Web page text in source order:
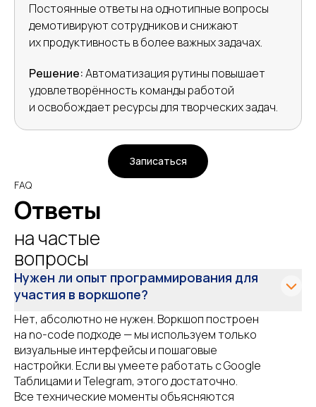
Постоянные ответы на однотипные вопросы
демотивируют сотрудников и снижают
их продуктивность в более важных задачах.
Решение:Автоматизация рутины повышает
удовлетворённость команды работой
и освобождает ресурсы для творческих задач.
Записаться
FAQ
Ответы
на частые
вопросы
Нужен ли опыт программирования для
участия в воркшопе?
Нет, абсолютно не нужен. Воркшоп построен
на no-code подходе — мы используем только
визуальные интерфейсы и пошаговые
настройки. Если вы умеете работать с Google
Таблицами и Telegram, этого достаточно.
Все технические моменты объясняются